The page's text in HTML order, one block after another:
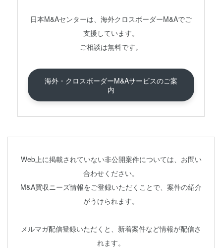
日本M&Aセンターは、海外クロスボーダーM&Aでご
支援しています。
ご相談は無料です。
海外・クロスボーダーM&Aサービスのご案
内
Web上に掲載されていない非公開案件については、お問い
合わせください。
M&A買収ニーズ情報をご登録いただくことで、案件の紹介
がうけられます。
メルマガ配信登録いただくと、新着案件など情報が配信さ
れます。